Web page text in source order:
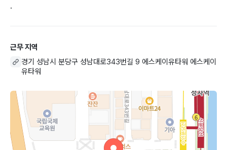
.
근무 지역
경기 성남시 분당구 성남대로343번길 9 에스케이유타워 에스케이
유타워